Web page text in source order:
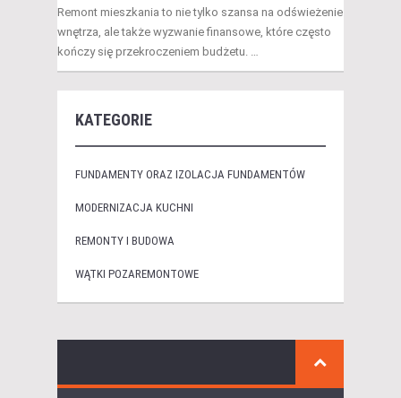
Remont mieszkania to nie tylko szansa na odświeżenie
wnętrza, ale także wyzwanie finansowe, które często
kończy się przekroczeniem budżetu. …
KATEGORIE
FUNDAMENTY ORAZ IZOLACJA FUNDAMENTÓW
MODERNIZACJA KUCHNI
REMONTY I BUDOWA
WĄTKI POZAREMONTOWE